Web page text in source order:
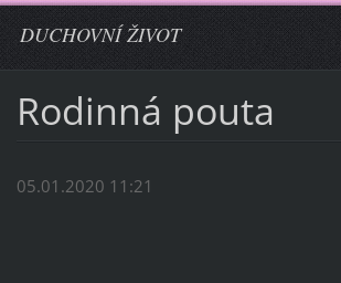
DUCHOVNÍ ŽIVOT
Rodinná pouta
05.01.2020 11:21